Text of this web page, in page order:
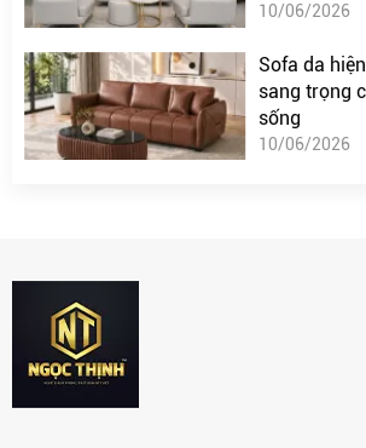
10/06/2026
Sofa da
sang trọng
sống
10/06/2026